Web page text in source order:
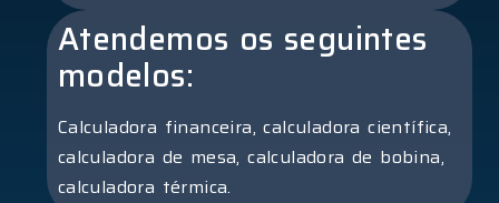
Atendemos os seguintes
modelos:
Calculadora financeira, calculadora científica,
calculadora de mesa, calculadora de bobina,
calculadora térmica.